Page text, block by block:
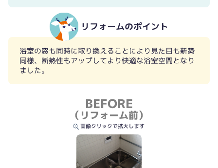
リフォームのポイント
浴室の窓も同時に取り換えることにより見た目も新築
同様、断熱性もアップしてより快適な浴室空間となり
ました。
BEFORE
（リフォーム前）
画像クリックで拡大します
出入り口の段差も解消してより安全に